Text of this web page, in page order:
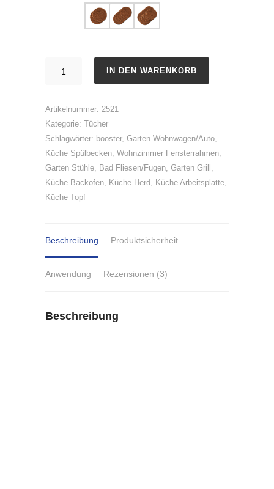
IN DEN WARENKORB
Artikelnummer: 2521
Kategorie: Tücher
Schlagwörter: booster, Garten Wohnwagen/Auto,
Küche Spülbecken, Wohnzimmer Fensterrahmen,
Garten Stühle, Bad Fliesen/Fugen, Garten Grill ,
Küche Backofen, Küche Herd, Küche Arbeitsplatte,
Küche Topf
Beschreibung Produktsicherheit
Anwendung Rezensionen (3)
Beschreibung